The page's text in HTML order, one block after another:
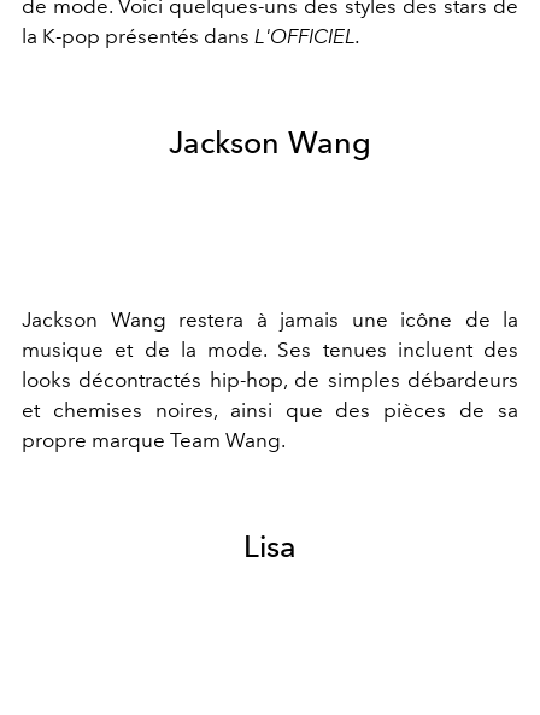
de mode. Voici quelques-uns des styles des stars de
la K-pop présentés dans L'OFFICIEL.
Jackson Wang
Jackson Wang restera à jamais une icône de la
musique et de la mode. Ses tenues incluent des
looks décontractés hip-hop, de simples débardeurs
et chemises noires, ainsi que des pièces de sa
propre marque Team Wang.
Lisa